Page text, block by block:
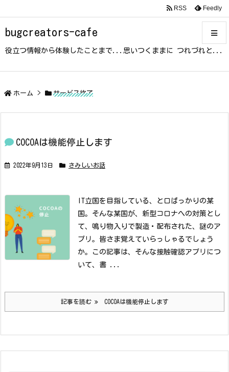
bugcreators-cafe
役立つ情報から体験したことまで...思いつくままに つれづれと...
RSS Feedly
ホーム > サービス終了
COCOAは機能停止します
2022年9月13日 さみしいお話
IT立国を目指している、と口ばっかりの某
国。 そんな某国が、新型コロナへの対策とし
て、鳴り物入りで製造・配布された、謎のア
プリ。皆さま覚えていらっしゃるでしょう
か。
この記事は、そんな接触確認アプリにつ
いて、書 ...
記事を読む COCOAは機能停止します